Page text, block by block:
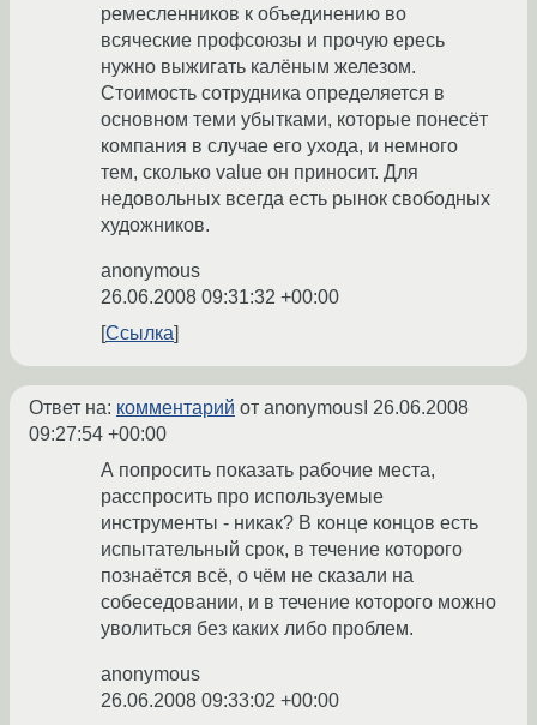
ремесленников к объединению во
всяческие профсоюзы и прочую ересь
нужно выжигать калёным железом.
Стоимость сотрудника определяется в
основном теми убытками, которые понесёт
компания в случае его ухода, и немного
тем, сколько value он приносит. Для
недовольных всегда есть рынок свободных
художников.
anonymous
26.06.2008 09:31:32 +00:00
Ссылка
Ответ на: комментарий от anonymousI 26.06.2008
09:27:54 +00:00
А попросить показать рабочие места,
расспросить про используемые
инструменты - никак? В конце концов есть
испытательный срок, в течение которого
познаётся всё, о чём не сказали на
собеседовании, и в течение которого можно
уволиться без каких либо проблем.
anonymous
26.06.2008 09:33:02 +00:00